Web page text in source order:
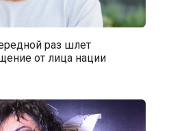
раз шлет
от лица нации